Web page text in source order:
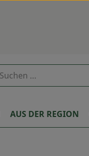
AUS DER REGION